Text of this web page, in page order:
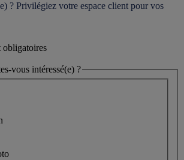
? Privilégiez votre espace client pour vos
obligatoires
vous intéressé(e) ?